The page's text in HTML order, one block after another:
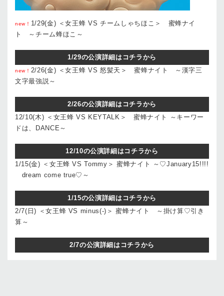
new！ 1/29(金) ＜女王蜂 VS チームしゃちほこ＞ 蜜蜂ナイ
ト ～チーム蜂ほこ～
1/29の公演詳細はコチラから
new！ 2/26(金) ＜女王蜂 VS 怒髪天＞ 蜜蜂ナイト ～漢字三
文字最強説～
2/26の公演詳細はコチラから
12/10(木) ＜女王蜂 VS KEYTALK＞ 蜜蜂ナイト ～キーワー
ドは、DANCE～
12/10の公演詳細はコチラから
1/15(金) ＜女王蜂 VS Tommy＞ 蜜蜂ナイト ～♡January15!!!!
dream come true♡～
1/15の公演詳細はコチラから
2/7(日) ＜女王蜂 VS minus(-)＞ 蜜蜂ナイト ～掛け算♡引き
算～
2/7の公演詳細はコチラから